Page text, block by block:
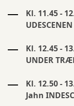
Kl. 11.45 -
UDESCENEN
Kl. 12.45 -
UNDER
Kl. 12.50 -
Jahn